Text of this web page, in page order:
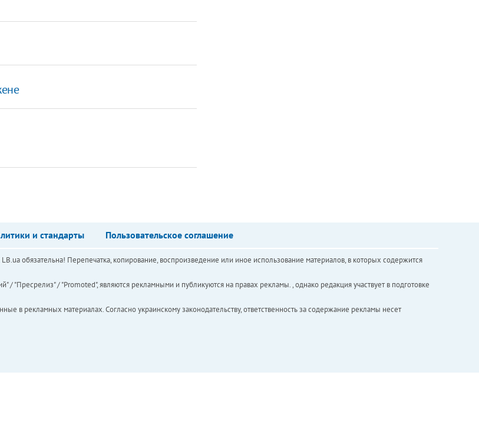
и стандарты Пользовательское соглашение
обязательна! Перепечатка, копирование, воспроизведение или иное использование материалов, в которых содержится
"Пресрелиз" / "Promoted", являются рекламными и публикуются на правах рекламы. , однако редакция участвует в подготовке
в рекламных материалах. Согласно украинскому законодательству, ответственность за содержание рекламы несет